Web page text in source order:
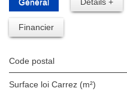
Financier
Code postal
Surface loi Carrez (m²)